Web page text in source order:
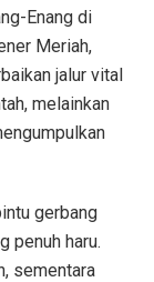
Enang di
Meriah,
jalur vital
melainkan
gerbang
penuh haru.
sementara